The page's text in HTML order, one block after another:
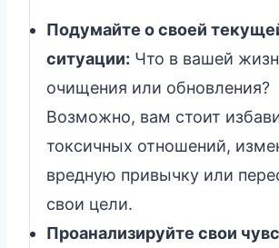
Подумайте о своей
ситуации: Что в вашей
очищения или обновления?
Возможно, вам стоит
токсичных отношений,
вредную привычку или
свои цели.
Проанализируйте свои